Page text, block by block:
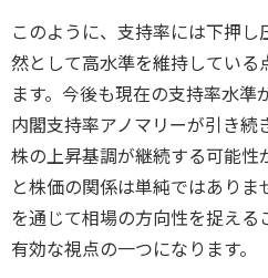
このように、支持率には下押
然として高水準を維持している
ます。今後も現在の支持率水準
内閣支持率アノマリーが引き続
株の上昇基調が継続する可能性
と株価の関係は単純ではあり
を通じて相場の方向性を捉える
有効な視点の一つになります。